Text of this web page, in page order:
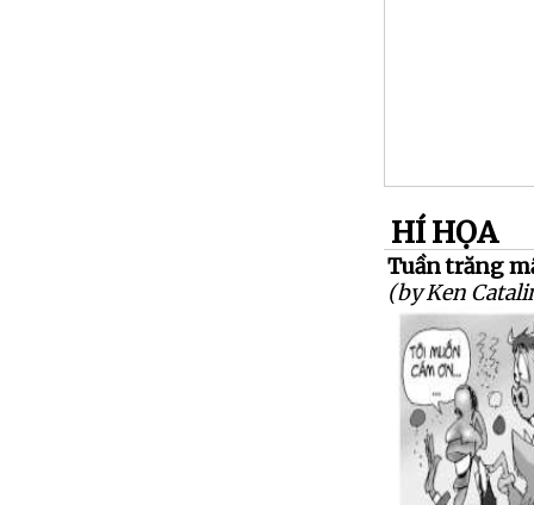
HÍ HỌA
Tuần trăng
(by Ken